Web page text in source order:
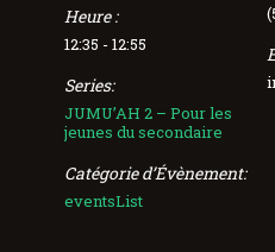
Heure :
12:35 - 12:55
Series:
JUMU’AH 2 – Pour les
jeunes du secondaire
Catégorie d’Évènement:
eventsList